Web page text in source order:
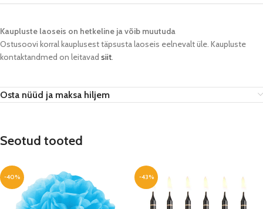
Kaupluste laoseis on hetkeline ja võib muutuda​
Ostusoovi korral kauplusest täpsusta laoseis eelnevalt üle. Kaupluste
kontaktandmed on leitavad siit.
Osta nüüd ja maksa hiljem
Seotud tooted
-40% -43%